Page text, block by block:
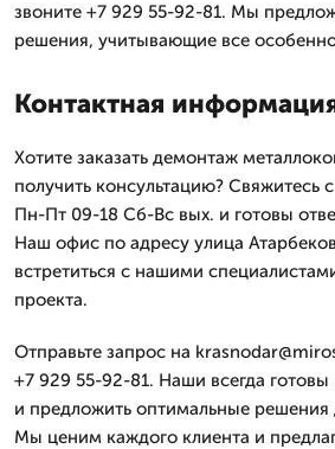
звоните +7 929 55-92-81. Мы
решения, учитывающие все
Контактная
Хотите заказать демонтаж
получить консультацию?
Пн-Пт 09-18 Сб-Вс вых. и готовы
Наш офис по адресу улица
встретиться с нашими
проекта.
Отправьте запрос на
+7 929 55-92-81. Наши всегда
и предложить оптимальные решения
Мы ценим каждого клиента и